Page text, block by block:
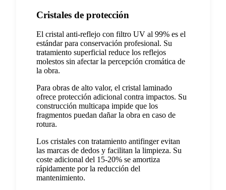
Cristales de protección
El cristal anti-reflejo con filtro UV al 99% es el
estándar para conservación profesional. Su
tratamiento superficial reduce los reflejos
molestos sin afectar la percepción cromática de
la obra.
Para obras de alto valor, el cristal laminado
ofrece protección adicional contra impactos. Su
construcción multicapa impide que los
fragmentos puedan dañar la obra en caso de
rotura.
Los cristales con tratamiento antifinger evitan
las marcas de dedos y facilitan la limpieza. Su
coste adicional del 15-20% se amortiza
rápidamente por la reducción del
mantenimiento.